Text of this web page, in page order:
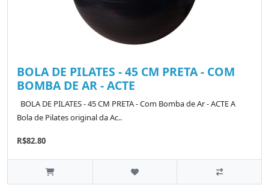
BOLA DE PILATES - 45 CM PRETA - COM
BOMBA DE AR - ACTE
BOLA DE PILATES - 45 CM PRETA - Com Bomba de Ar - ACTE A
Bola de Pilates original da Ac..
R$82.80